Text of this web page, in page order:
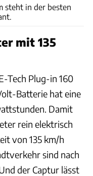
steht in der besten
mit 135
Tech Plug-in 160
Batterie hat eine
Damit
rein elektrisch
von 135 km/h
sind nach
der Captur lässt